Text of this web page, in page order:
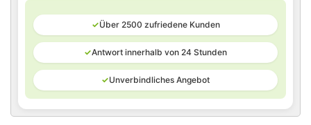
✓Über 2500 zufriedene Kunden
✓Antwort innerhalb von 24 Stunden
✓Unverbindliches Angebot